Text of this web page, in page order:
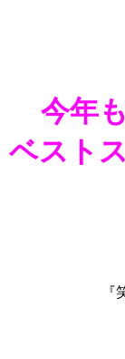
今年
ベスト